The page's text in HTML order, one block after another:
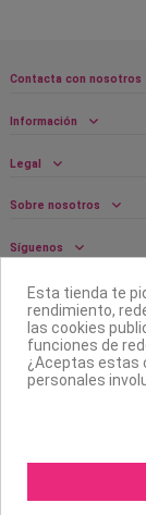
Contacta con nosotros
Información
Legal
Sobre nosotros
Síguenos
Boletín
Esta tienda te
rendimiento,
las cookies
funciones de
¿Aceptas estas
personales